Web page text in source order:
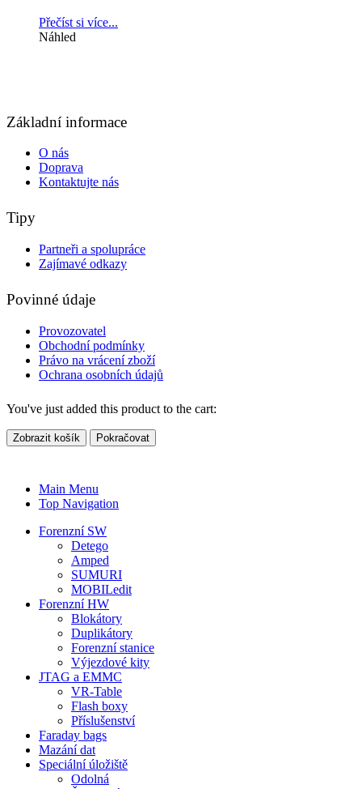
Přečíst si více...
Náhled
Základní informace
O nás
Doprava
Kontaktujte nás
Tipy
Partneři a spolupráce
Zajímavé odkazy
Povinné údaje
Provozovatel
Obchodní podmínky
Právo na vrácení zboží
Ochrana osobních údajů
You've just added this product to the cart:
Zobrazit košík Pokračovat
Main Menu
Top Navigation
Forenzní SW
Detego
Amped
SUMURI
MOBILedit
Forenzní HW
Blokátory
Duplikátory
Forenzní stanice
Výjezdové kity
JTAG a EMMC
VR-Table
Flash boxy
Příslušenství
Faraday bags
Mazání dat
Speciální úložiště
Odolná